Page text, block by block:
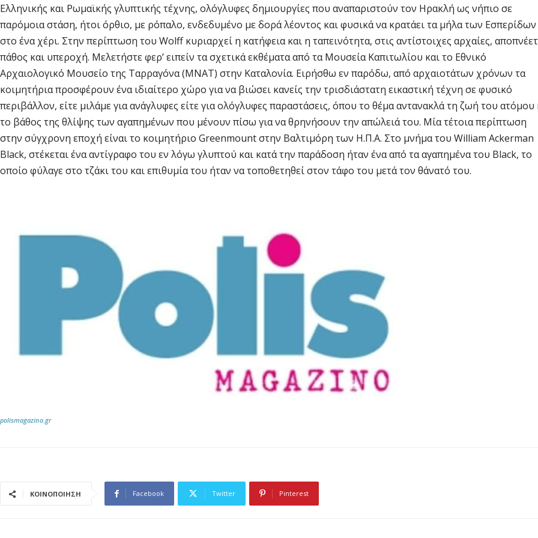
Ελληνικής και Ρωμαϊκής γλυπτικής τέχνης, ολόγλυφες δημιουργίες που αναπαριστούν τον Ηρακλή ως νήπιο σε
παρόμοια στάση, ήτοι όρθιο, με ρόπαλο, ενδεδυμένο με δορά λέοντος και φυσικά να κρατάει τα μήλα των Εσπερίδων
στο ένα χέρι. Στην περίπτωση του Wolff κυριαρχεί η κατήφεια και η ταπεινότητα, στις αντίστοιχες αρχαίες,
πάθος και υπεροχή. Μελετήστε φερ’ ειπείν τα σχετικά εκθέματα από τα Μουσεία Καπιτωλίου και το Εθνικό
Αρχαιολογικό Μουσείο της Ταρραγόνα (MNAT) στην Καταλονία. Ειρήσθω εν παρόδω, από αρχαιοτάτων χρόνων τα
κοιμητήρια προσφέρουν ένα ιδιαίτερο χώρο για να βιώσει κανείς την τρισδιάστατη εικαστική τέχνη σε φυσικό
περιβάλλον, είτε μιλάμε για ανάγλυφες είτε για ολόγλυφες παραστάσεις, όπου το θέμα αντανακλά τη ζωή του ατόμου
το βάθος της θλίψης των αγαπημένων που μένουν πίσω για να θρηνήσουν την απώλειά του. Μία τέτοια περίπτωση
στην σύγχρονη εποχή είναι το κοιμητήριο Greenmount στην Βαλτιμόρη των Η.Π.Α. Στο μνήμα του William Ackerman
Black, στέκεται ένα αντίγραφο του εν λόγω γλυπτού και κατά την παράδοση ήταν ένα από τα αγαπημένα του Black, το
οποίο φύλαγε στο τζάκι του και επιθυμία του ήταν να τοποθετηθεί στον τάφο του μετά τον θάνατό του.
polismagazino.gr
ΚΟΙΝΟΠΟΙΗΣΗ Facebook Twitter Pinterest